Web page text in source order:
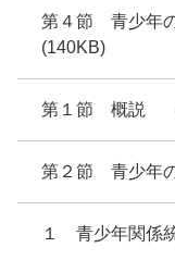
第４節 青少年
(140KB)
第１節 概説
第２節 青少年
１ 青少年関係